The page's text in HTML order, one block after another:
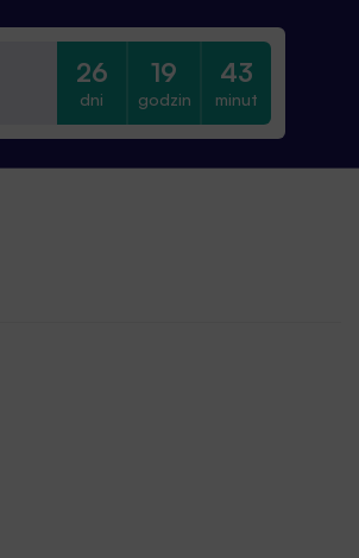
26
dni
19
godzin
43
minut